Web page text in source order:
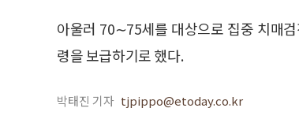
아울러 70∼75세를 대상으로 집중 치매
령을 보급하기로 했다.
박태진 기자 tjpippo@etoday.co.kr